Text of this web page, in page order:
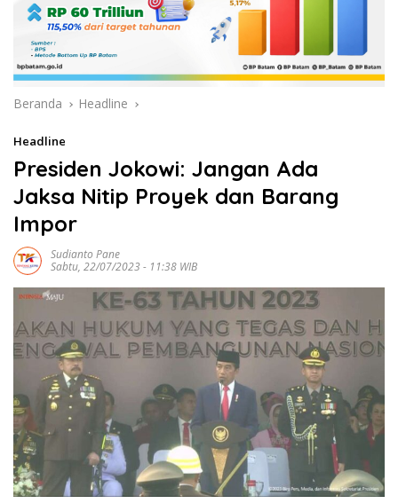
Beranda Headline
Headline
Presiden Jokowi: Jangan Ada
Jaksa Nitip Proyek dan Barang
Impor
Sudianto Pane
Sabtu, 22/07/2023 - 11:38 WIB